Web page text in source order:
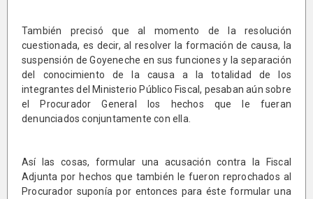
También precisó que al momento de la resolución
cuestionada, es decir, al resolver la formación de causa, la
suspensión de Goyeneche en sus funciones y la separación
del conocimiento de la causa a la totalidad de los
integrantes del Ministerio Público Fiscal, pesaban aún sobre
el Procurador General los hechos que le fueran
denunciados conjuntamente con ella.
Así las cosas, formular una acusación contra la Fiscal
Adjunta por hechos que también le fueron reprochados al
Procurador suponía por entonces para éste formular una